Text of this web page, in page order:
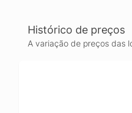
Histórico de preços
A variação de preços das